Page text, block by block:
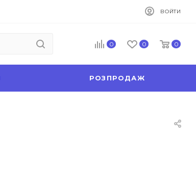
ВОЙТИ
0 0 0
РОЗПРОДАЖ